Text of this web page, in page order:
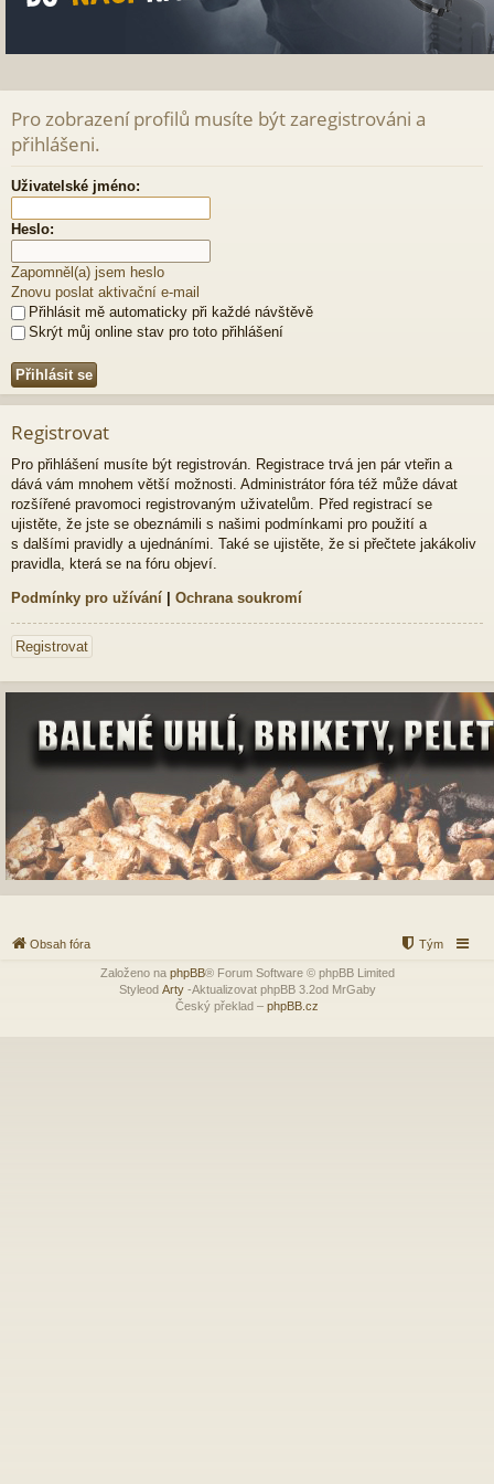
Pro zobrazení profilů musíte být zaregistrováni a
přihlášeni.
Uživatelské jméno:
Heslo:
Zapomněl(a) jsem heslo
Znovu poslat aktivační e-mail
Přihlásit mě automaticky při každé návštěvě
Skrýt můj online stav pro toto přihlášení
Registrovat
Pro přihlášení musíte být registrován. Registrace trvá jen pár vteřin a
dává vám mnohem větší možnosti. Administrátor fóra též může dávat
rozšířené pravomoci registrovaným uživatelům. Před registrací se
ujistěte, že jste se obeznámili s našimi podmínkami pro použití a
s dalšími pravidly a ujednáními. Také se ujistěte, že si přečtete jakákoliv
pravidla, která se na fóru objeví.
Podmínky pro užívání | Ochrana soukromí
Registrovat
Obsah fóra Tým
Založeno na phpBB® Forum Software © phpBB Limited
Styleod Arty-Aktualizovat phpBB 3.2od MrGaby
Český překlad – phpBB.cz